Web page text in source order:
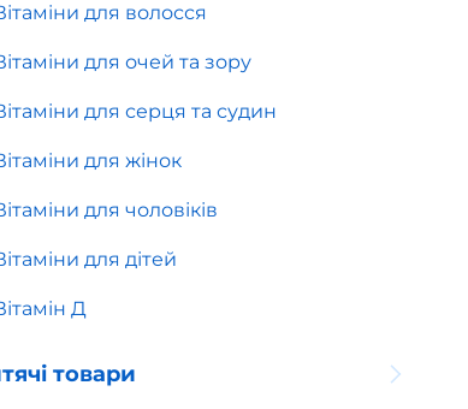
для волосся
для очей та зору
для серця та судин
для жінок
для чоловіків
для дітей
Д
товари